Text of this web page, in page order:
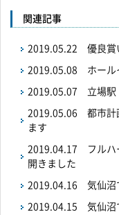
関連記事
2019.05.22 優良賞
2019.05.08 ホール
2019.05.07 立場
2019.05.06 都市計
ます
2019.04.17
フル
開きました
2019.04.16 気仙沼
2019.04.15 気仙沼